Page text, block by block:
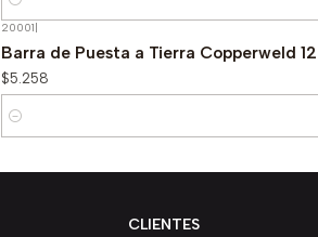
Cantidad
20001|
Barra de Puesta a Tierra Copperweld
$5.258
Cantidad
CLIENTES